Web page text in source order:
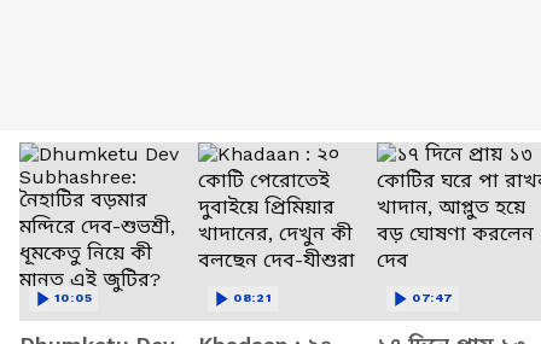
10:05 08:21 07:47